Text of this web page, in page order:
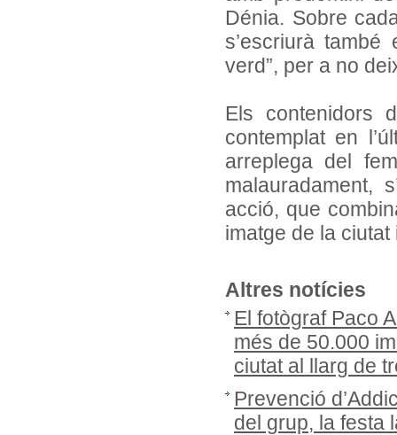
Dénia. Sobre
s’escriurà
verd”, per a no
Els contenidors
contemplat en
arreplega del
malauradament,
acció, que
imatge de la
Altres notícies
El fotògraf Paco
més de 50.000
ciutat al llarg de
Prevenció
del grup, la festa